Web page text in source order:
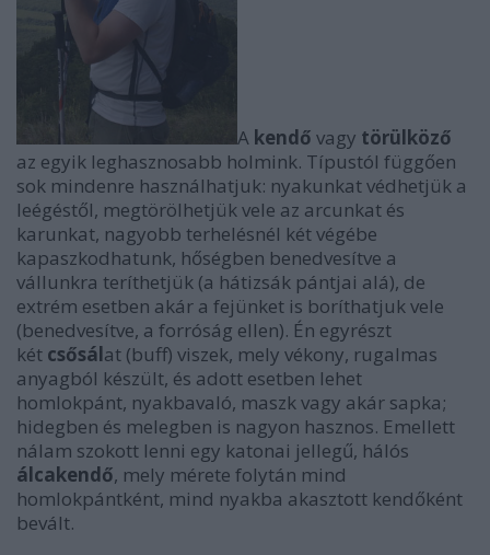
A kendő vagy törülköző
az egyik leghasznosabb holmink. Típustól függően
sok mindenre használhatjuk: nyakunkat védhetjük a
leégéstől, megtörölhetjük vele az arcunkat és
karunkat, nagyobb terhelésnél két végébe
kapaszkodhatunk, hőségben benedvesítve a
vállunkra teríthetjük (a hátizsák pántjai alá), de
extrém esetben akár a fejünket is boríthatjuk vele
(benedvesítve, a forróság ellen). Én egyrészt
két csősálat (buff) viszek, mely vékony, rugalmas
anyagból készült, és adott esetben lehet
homlokpánt, nyakbavaló, maszk vagy akár sapka;
hidegben és melegben is nagyon hasznos. Emellett
nálam szokott lenni egy katonai jellegű, hálós
álcakendő, mely mérete folytán mind
homlokpántként, mind nyakba akasztott kendőként
bevált.